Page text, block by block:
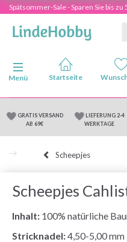
Spätsommer-Sale - Sparen Sie bis zu
Anzeige ändern
Menü
GRATIS VERSAND
AB 69€
LIEFERUNG 2-4
WERKTAGE
Scheepjes
Scheepjes
Inhalt: 100% natürliche
Stricknadel:4,50-5,00 mm